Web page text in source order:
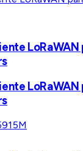
LoRaWAN
LoRaWAN